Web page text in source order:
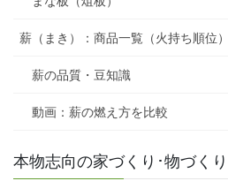
薪（まき）：商品一覧（火持ち順位）
薪の品質・豆知識
動画：薪の燃え方を比較
本物志向の家づくり･物づくり